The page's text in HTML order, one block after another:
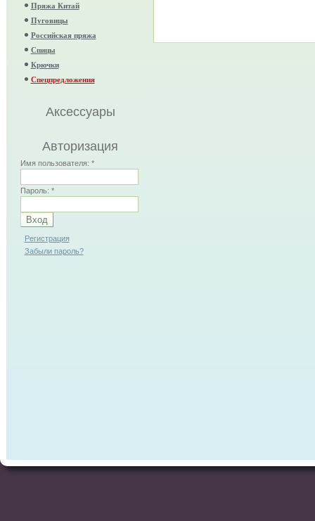
Пряжа Китай
Пуговицы
Российская пряжа
Спицы
Крючки
Спецпредложения
Аксессуары
Авторизация
Имя пользователя: *
Пароль: *
Регистрация
Забыли пароль?